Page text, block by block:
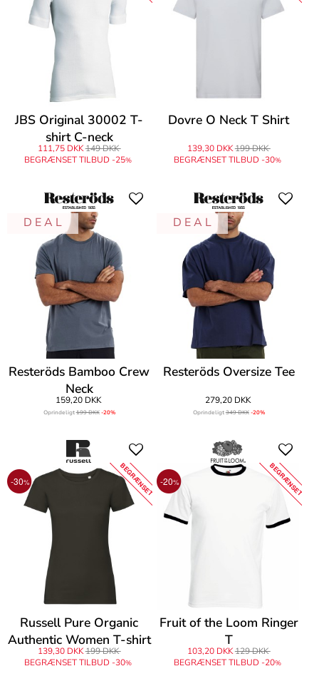
JBS Original 30002 T-
shirt C-neck
111,75 DKK149 DKK
BEGRÆNSET TILBUD -25%
Dovre O Neck T Shirt
139,30 DKK199 DKK
BEGRÆNSET TILBUD -30%
D E A L
Resteröds Bamboo Crew
Neck
159,20 DKK
Oprindeligt199 DKK -20%
D E A L
Resteröds Oversize Tee
279,20 DKK
Oprindeligt349 DKK -20%
-30% BEGRÆNSET
Russell Pure Organic
Authentic Women T-shirt
139,30 DKK199 DKK
BEGRÆNSET TILBUD -30%
-20% BEGRÆNSET
Fruit of the Loom Ringer
T
103,20 DKK129 DKK
BEGRÆNSET TILBUD -20%